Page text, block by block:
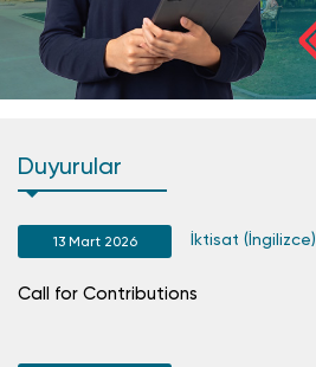
Duyurular
13 Mart 2026 İktisat (İngilizce)
Call for Contributions